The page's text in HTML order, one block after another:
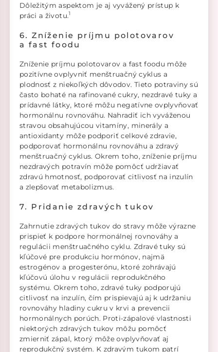
Dôležitým aspektom je aj vyvážený prístup k
práci a životu.1
6. Zníženie príjmu polotovarov
a fast foodu
Zníženie príjmu polotovarov a fast foodu môže
pozitívne ovplyvniť menštruačný cyklus a
plodnosť z niekoľkých dôvodov. Tieto potraviny sú
často bohaté na rafinované cukry, nezdravé tuky a
prídavné látky, ktoré môžu negatívne ovplyvňovať
hormonálnu rovnováhu. Nahradiť ich vyváženou
stravou obsahujúcou vitamíny, minerály a
antioxidanty môže podporiť celkové zdravie,
podporovať hormonálnu rovnováhu a zdravý
menštruačný cyklus. Okrem toho, zníženie príjmu
nezdravých potravín môže pomôcť udržiavať
zdravú hmotnosť, podporovať citlivosť na inzulín
a zlepšovať metabolizmus.
7. Pridanie zdravých tukov
Zahrnutie zdravých tukov do stravy môže výrazne
prispieť k podpore hormonálnej rovnováhy a
regulácii menštruačného cyklu. Zdravé tuky sú
kľúčové pre produkciu hormónov, najmä
estrogénov a progesterónu, ktoré zohrávajú
kľúčovú úlohu v regulácii reprodukčného
systému. Okrem toho, zdravé tuky podporujú
citlivosť na inzulín, čím prispievajú aj k udržaniu
rovnováhy hladiny cukru v krvi a prevencii
hormonálnych porúch. Proti-zápalové vlastnosti
niektorých zdravých tukov môžu pomôcť
zmierniť zápal, ktorý môže ovplyvňovať aj
reprodukčný systém. K zdravým tukom patrí